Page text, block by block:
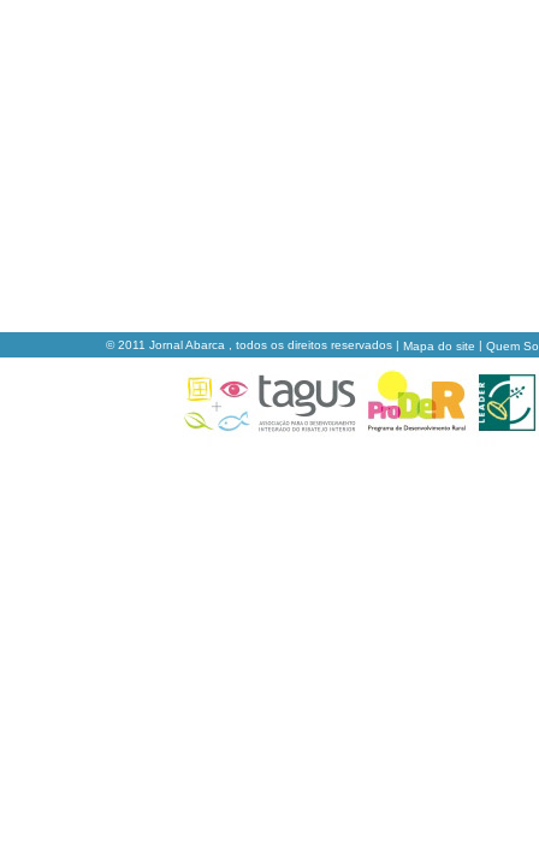
© 2011 Jornal Abarca , todos os direitos reservados | Mapa do site | Quem